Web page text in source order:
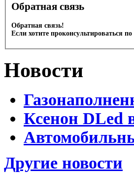
Обратная связь
Обратная связь!
Если хотите проконсультироваться
Новости
Ксенон DLed
Другие новости